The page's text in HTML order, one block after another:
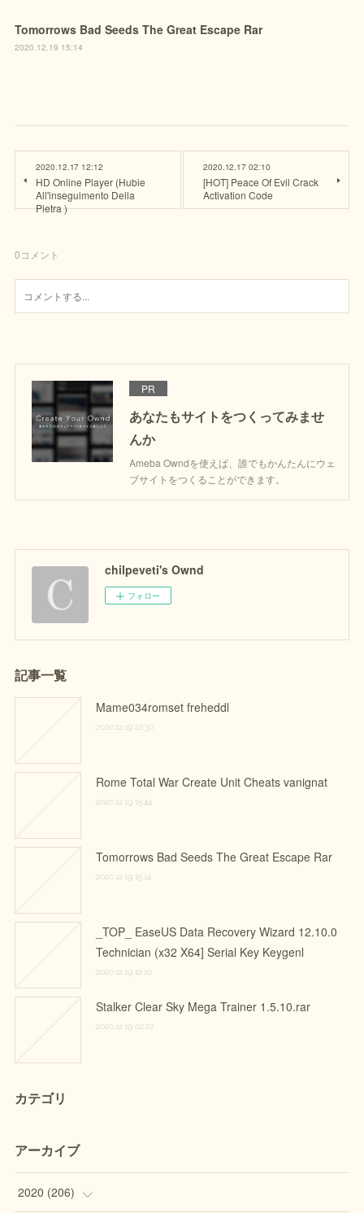
Tomorrows Bad Seeds The Great Escape Rar
2020.12.19 15:14
2020.12.17 12:12
HD Online Player (Hubie
All'inseguimento Della
Pietra )
2020.12.17 02:10
[HOT] Peace Of Evil Crack
Activation Code
0コメント
PR
あなたもサイトをつくってみませ
んか
Ameba Owndを使えば、誰でもかんたんにウェ
ブサイトをつくることができます。
chilpeveti's Ownd
フォロー
記事一覧
Mame034romset freheddl
2020.12.19 22:30
Rome Total War Create Unit Cheats vanignat
2020.12.19 15:44
Tomorrows Bad Seeds The Great Escape Rar
2020.12.19 15:14
_TOP_ EaseUS Data Recovery Wizard 12.10.0
Technician (x32 X64] Serial Key Keygenl
2020.12.19 12:10
Stalker Clear Sky Mega Trainer 1.5.10.rar
2020.12.19 02:27
カテゴリ
アーカイブ
2020 (206)